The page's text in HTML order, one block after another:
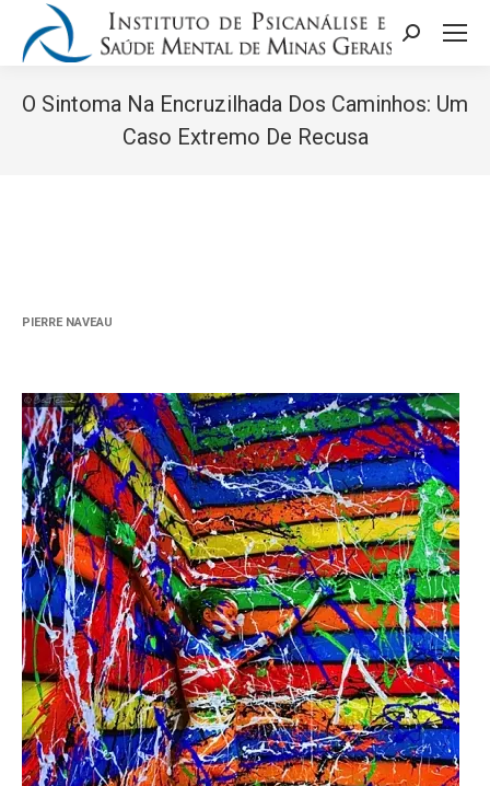
Search:
O Sintoma Na Encruzilhada Dos Caminhos: Um
Caso Extremo De Recusa
PIERRE NAVEAU